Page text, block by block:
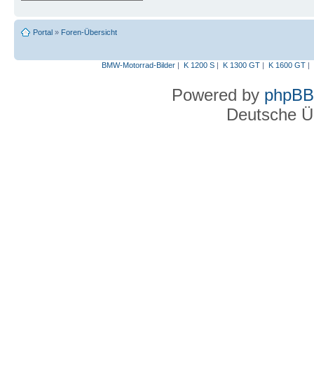
Portal » Foren-Übersicht
BMW-Motorrad-Bilder| K 1200 S| K 1300 GT| K 1600 GT|
Powered by phpBB
Deutsche